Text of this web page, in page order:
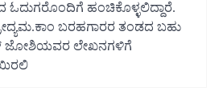
ಓದುಗರೊಂದಿಗೆ ಹಂಚಿಕೊಳ್ಳಲಿದ್ದಾರೆ.
ಬರಹಗಾರರ ತಂಡದ ಬಹು
ಜೋಶಿಯವರ ಲೇಖನಗಳಿಗೆ